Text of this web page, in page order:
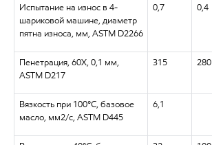
Испытание на износ в 4-
шариковой машине, диаметр
пятна износа, мм, ASTM D2266
0,7 0,4
Пенетрация, 60Х, 0,1 мм,
ASTM D217
315 280
Вязкость при 100°C, базовое
масло, мм2/с, ASTM D445
6,1